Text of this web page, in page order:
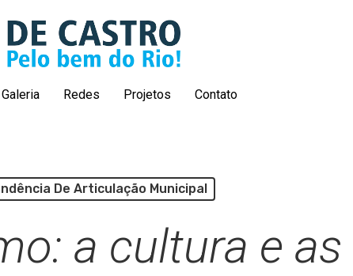
Galeria Redes Projetos Contato
De Articulação Municipal
a cultura e as